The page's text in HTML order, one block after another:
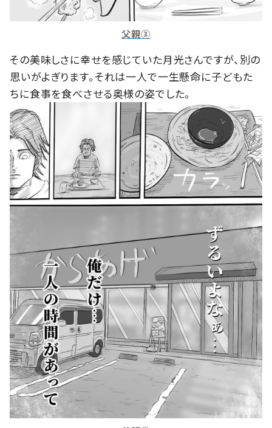
父親③
その美味しさに幸せを感じていた月光さんですが、別の
思いがよぎります。それは一人で一生懸命に子どもた
ちに食事を食べさせる奥様の姿でした。